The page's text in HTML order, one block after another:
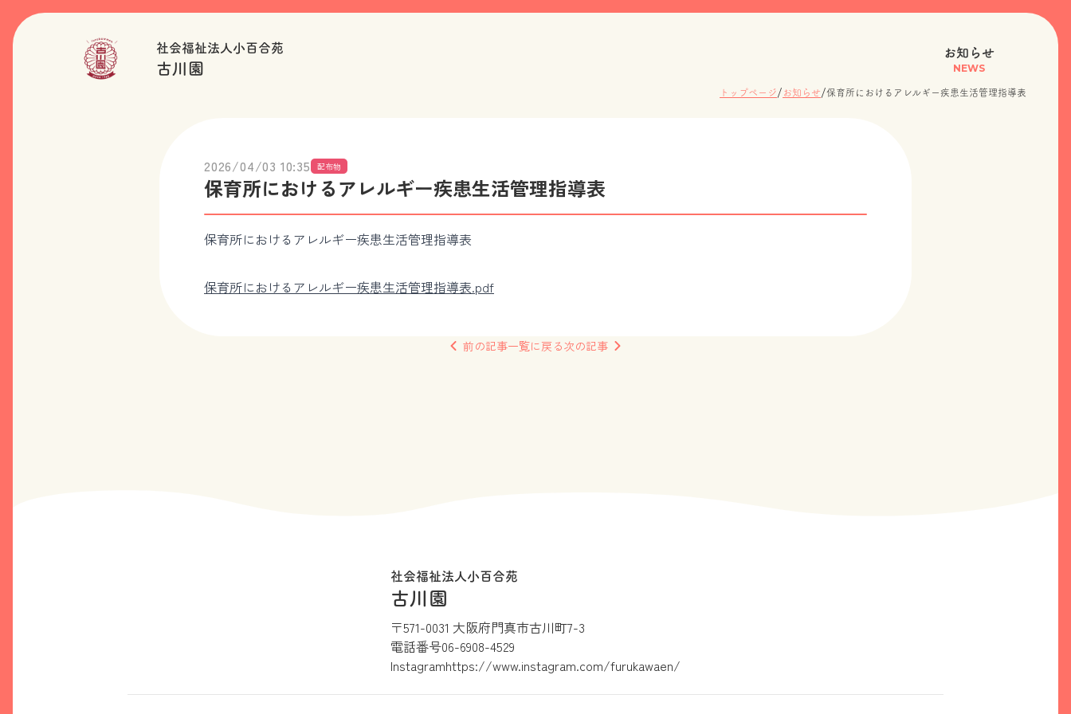
社会福祉法人小百合苑
古川園
お知らせ
NEWS
トップページ/ お知らせ/保育所におけるアレルギー疾患生活管理指導表
2026/04/03 10:35 配布物
保育所におけるアレルギー疾患生活管理指導表
保育所におけるアレルギー疾患生活管理指導表
保育所におけるアレルギー疾患生活管理指導表.pdf
前の記事一覧に戻る次の記事
社会福祉法人小百合苑
古川園
〒571-0031 大阪府門真市古川町7-3
電話番号06-6908-4529
Instagramhttps://www.instagram.com/furukawaen/